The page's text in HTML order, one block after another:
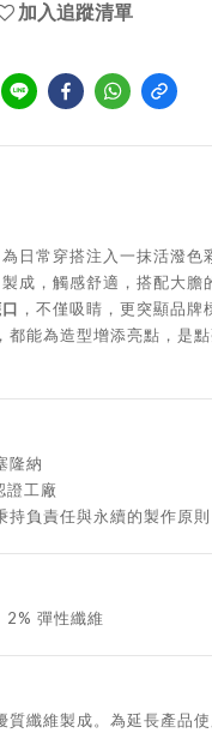
加入追蹤清單
日常穿搭注入一抹活潑色
成，觸感舒適，搭配大膽
，不僅吸睛，更突顯品牌
都能為造型增添亮點，是
隆納
證工廠
持負責任與永續的製作原則
2% 彈性纖維
纖維製成。為延長產品